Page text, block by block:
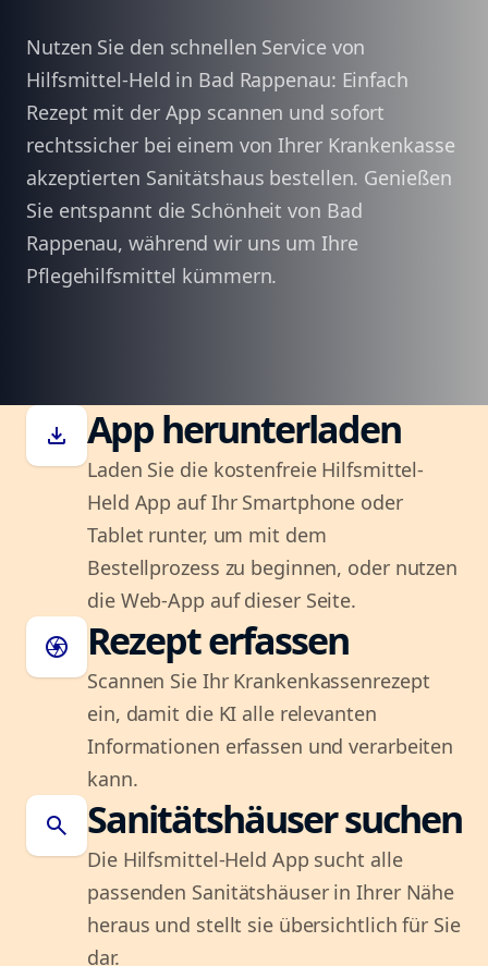
Nutzen Sie den schnellen Service von
Hilfsmittel-Held in Bad Rappenau: Einfach
Rezept mit der App scannen und sofort
rechtssicher bei einem von Ihrer Krankenkasse
akzeptierten Sanitätshaus bestellen. Genießen
Sie entspannt die Schönheit von Bad
Rappenau, während wir uns um Ihre
Pflegehilfsmittel kümmern.
download App herunterladen
Laden Sie die kostenfreie Hilfsmittel-
Held App auf Ihr Smartphone oder
Tablet runter, um mit dem
Bestellprozess zu beginnen, oder nutzen
die Web-App auf dieser Seite.
camera Rezept erfassen
Scannen Sie Ihr Krankenkassenrezept
ein, damit die KI alle relevanten
Informationen erfassen und verarbeiten
kann.
search Sanitätshäuser suchen
Die Hilfsmittel-Held App sucht alle
passenden Sanitätshäuser in Ihrer Nähe
heraus und stellt sie übersichtlich für Sie
dar.